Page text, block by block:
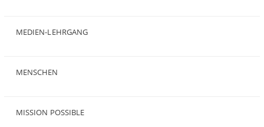
MEDIEN-LEHRGANG
MENSCHEN
MISSION POSSIBLE